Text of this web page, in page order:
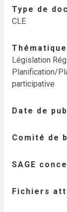
Type de
CLE
Législation
Planification/
participative
Date de
Comité de
SAGE
Fichiers